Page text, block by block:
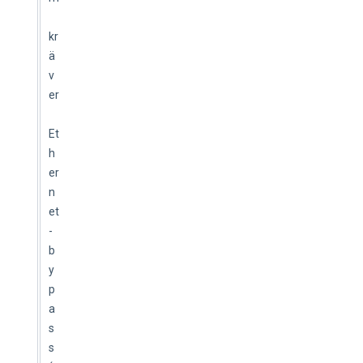
kr
ä
v
er
Et
h
er
n
et
-
b
y
p
a
s
s